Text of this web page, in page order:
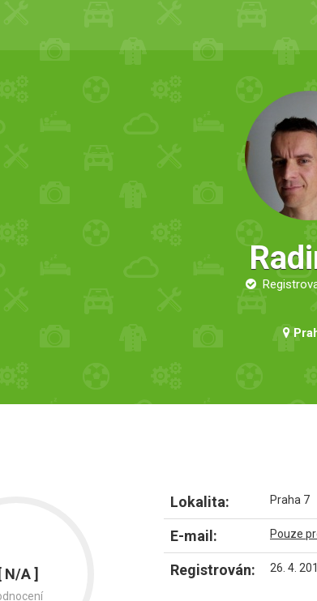
[ N/A ]
Lokalita: Praha 7
E-mail: Pouze
Registrován: 26. 4.